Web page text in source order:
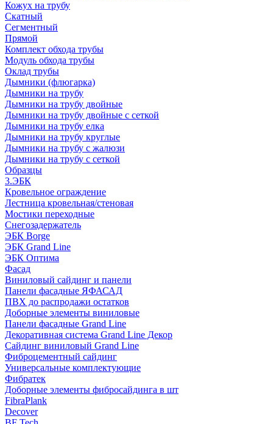
Кожух на трубу
Скатный
Сегментный
Прямой
Комплект обхода трубы
Модуль обхода трубы
Оклад трубы
Дымники (флюгарка)
Дымники на трубу
Дымники на трубу двoйные
Дымники на трубу двoйные с сеткой
Дымники на трубу елка
Дымники на трубу круглые
Дымники на трубу с жалюзи
Дымники на трубу с сеткой
Образцы
3.ЭБК
Кровельное ограждение
Лестница кровельная/стеновая
Мостики переходные
Снегозадержатель
ЭБК Borge
ЭБК Grand Line
ЭБК Оптима
Фасад
Виниловый сайдинг и панели
Панели фасадные ЯФАСАД
ПВХ до распродажи остатков
Доборные элементы виниловые
Панели фасадные Grand Line
Декоративная система Grand Line Декор
Сайдинг виниловый Grand Line
Фиброцементный сайдинг
Универсальные комплектующие
Фибратек
Доборные элементы фибросайдинга в шт
FibraPlank
Decover